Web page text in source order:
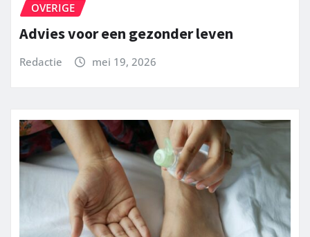
OVERIGE
Advies voor een gezonder leven
Redactie mei 19, 2026